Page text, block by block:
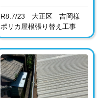
R8.7/23 大正区 吉岡様
ポリカ屋根張り替え工事